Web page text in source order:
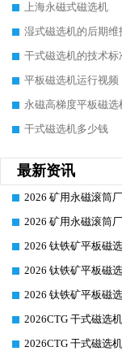
上海永磁式磁选机
干式磁选机的技术标
平板磁选机运行视频
永磁高梯度平板磁选
干式磁选机多少钱
最新资讯
2026 矿用永磁滚筒
2026 矿用永磁滚筒
2026 钛铁矿平板磁
2026 钛铁矿平板磁
2026 钛铁矿平板磁
2026CTG 干式磁选
2026CTG 干式磁选